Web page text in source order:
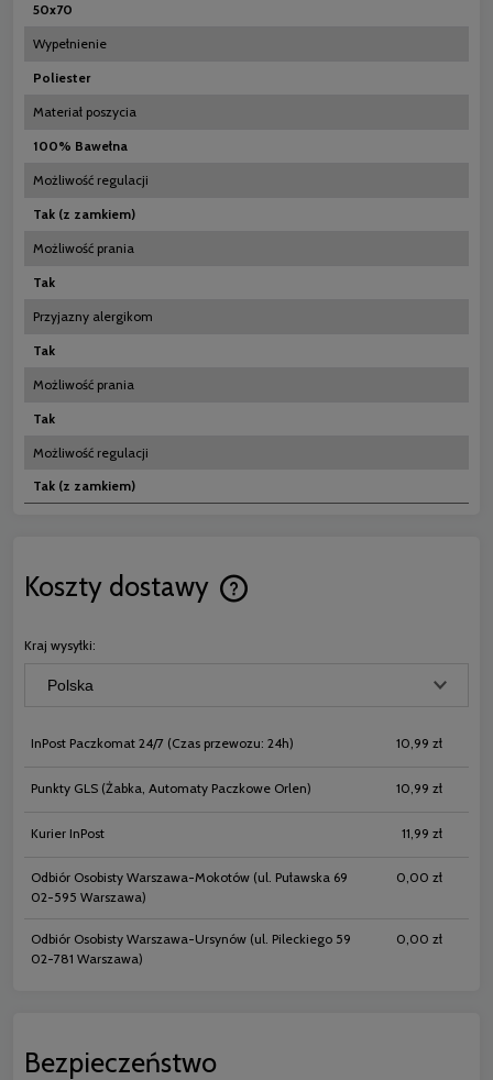
50x70
Wypełnienie
Poliester
Materiał poszycia
100% Bawełna
Możliwość regulacji
Tak (z zamkiem)
Możliwość prania
Tak
Przyjazny alergikom
Tak
Możliwość prania
Tak
Możliwość regulacji
Tak (z zamkiem)
Koszty dostawy
Cena nie zawiera ewentualnych
Kraj wysyłki:
InPost Paczkomat 24/7 (Czas przewozu: 24h) 10,99 zł
Punkty GLS (Żabka, Automaty Paczkowe Orlen) 10,99 zł
Kurier InPost 11,99 zł
Odbiór Osobisty Warszawa-Mokotów (ul. Puławska 69
02-595 Warszawa)
0,00 zł
Odbiór Osobisty Warszawa-Ursynów (ul. Pileckiego 59
02-781 Warszawa)
0,00 zł
Bezpieczeństwo